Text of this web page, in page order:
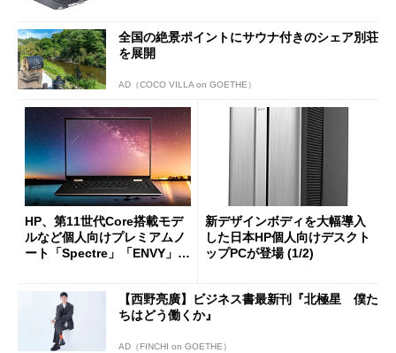
全国の絶景ポイントにサウナ付きのシェア別荘
を展開
AD（COCO VILLA on GOETHE）
HP、第11世代Core搭載モデ
ルなど個人向けプレミアムノ
ート「Spectre」「ENVY」新
新デザインボディを大幅導入
した日本HP個人向けデスクト
ップPCが登場 (1/2)
【西野亮廣】ビジネス書最新刊『北極星 僕た
ちはどう働くか』
AD（FINCHI on GOETHE）